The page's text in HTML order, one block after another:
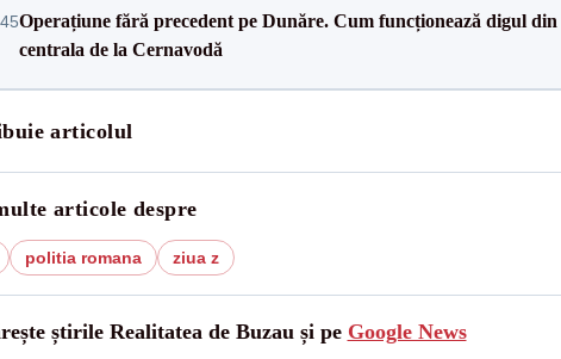
Operațiune fără precedent pe Dunăre. Cum funcționează digul
centrala de la Cernavodă
articolul
articole despre
politia romana ziua z
știrile Realitatea de Buzau și pe Google News